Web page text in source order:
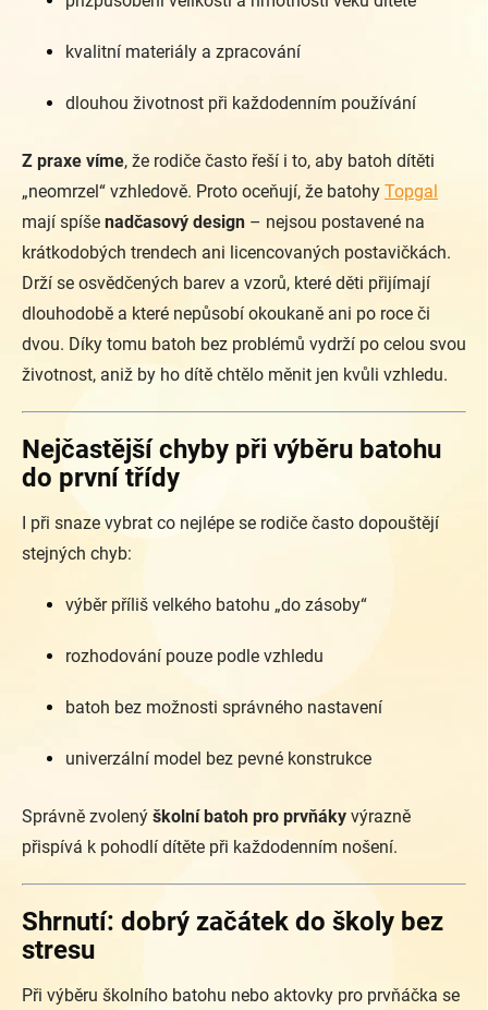
kvalitní materiály a zpracování
dlouhou životnost při každodenním používání
Z praxe víme, že rodiče často řeší i to, aby batoh dítěti
„neomrzel“ vzhledově. Proto oceňují, že batohy Topgal
mají spíše nadčasový design – nejsou postavené na
krátkodobých trendech ani licencovaných postavičkách.
Drží se osvědčených barev a vzorů, které děti přijímají
dlouhodobě a které nepůsobí okoukaně ani po roce či
dvou. Díky tomu batoh bez problémů vydrží po celou svou
životnost, aniž by ho dítě chtělo měnit jen kvůli vzhledu.
Nejčastější chyby při výběru batohu
do první třídy
I při snaze vybrat co nejlépe se rodiče často dopouštějí
stejných chyb:
výběr příliš velkého batohu „do zásoby“
rozhodování pouze podle vzhledu
batoh bez možnosti správného nastavení
univerzální model bez pevné konstrukce
Správně zvolený školní batoh pro prvňáky výrazně
přispívá k pohodlí dítěte při každodenním nošení.
Shrnutí: dobrý začátek do školy bez
stresu
Při výběru školního batohu nebo aktovky pro prvňáčka se